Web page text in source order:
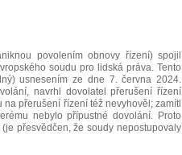
povolením obnovy řízení) spojil
soudu pro lidská práva. Tento
usnesením ze dne 7. června 2024.
navrhl dovolatel přerušení řízení
přerušení řízení též nevyhověl; zamítl
nebylo přípustné dovolání. Proto
přesvědčen, že soudy nepostupovaly